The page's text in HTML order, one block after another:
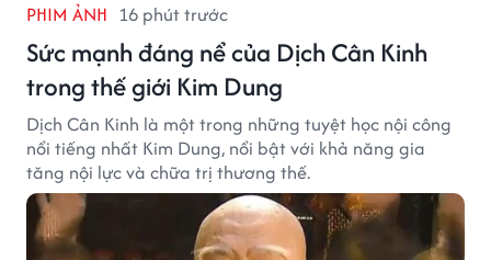
PHIM ẢNH 16 phút trước
Sức mạnh đáng nể của Dịch Cân Kinh
trong thế giới Kim Dung
Dịch Cân Kinh là một trong những tuyệt học nội công
nổi tiếng nhất Kim Dung, nổi bật với khả năng gia
tăng nội lực và chữa trị thương thế.